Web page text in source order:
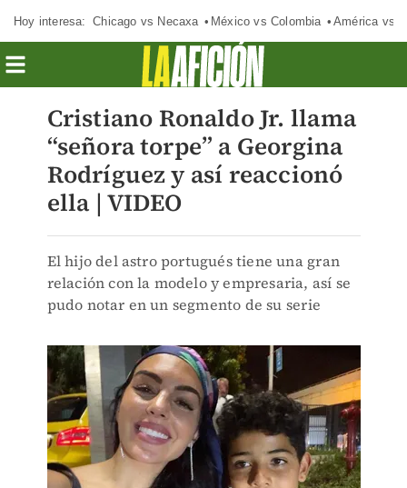
Hoy interesa: Chicago vs Necaxa México vs Colombia América vs
Cristiano Ronaldo Jr. llama
“señora torpe” a Georgina
Rodríguez y así reaccionó
ella | VIDEO
El hijo del astro portugués tiene una gran
relación con la modelo y empresaria, así se
pudo notar en un segmento de su serie